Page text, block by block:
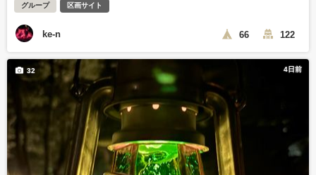
グループ 区画サイト
ke-n 66 122
4日前
32